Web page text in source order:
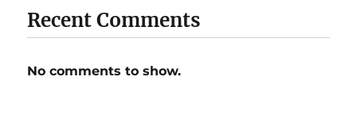
Recent Comments
No comments to show.